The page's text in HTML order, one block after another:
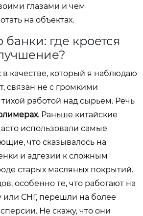
глазами и чем
на объектах.
где кроется
качестве, который я наблюдаю
связан не с громкими
работой над сырьём. Речь
. Раньше китайские
использовали самые
что сказывалось на
и адгезии к сложным
старых масляных покрытий.
особенно те, что работают на
или СНГ, перешли на более
Не скажу, что они